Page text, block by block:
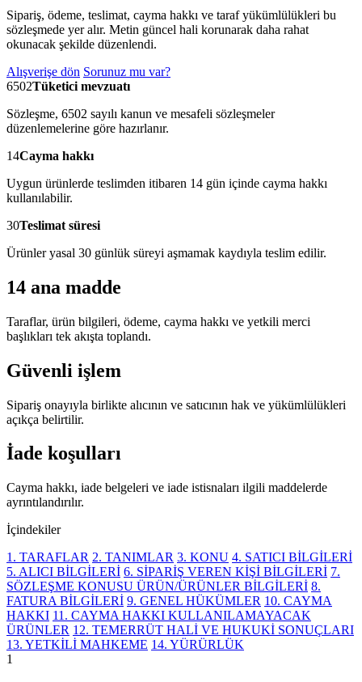
Sipariş, ödeme, teslimat, cayma hakkı ve taraf yükümlülükleri bu
sözleşmede yer alır. Metin güncel hali korunarak daha rahat
okunacak şekilde düzenlendi.
Alışverişe dön Sorunuz mu var?
6502Tüketici mevzuatı
Sözleşme, 6502 sayılı kanun ve mesafeli sözleşmeler
düzenlemelerine göre hazırlanır.
14Cayma hakkı
Uygun ürünlerde teslimden itibaren 14 gün içinde cayma hakkı
kullanılabilir.
30Teslimat süresi
Ürünler yasal 30 günlük süreyi aşmamak kaydıyla teslim edilir.
14 ana madde
Taraflar, ürün bilgileri, ödeme, cayma hakkı ve yetkili merci
başlıkları tek akışta toplandı.
Güvenli işlem
Sipariş onayıyla birlikte alıcının ve satıcının hak ve yükümlülükleri
açıkça belirtilir.
İade koşulları
Cayma hakkı, iade belgeleri ve iade istisnaları ilgili maddelerde
ayrıntılandırılır.
İçindekiler
1. TARAFLAR 2. TANIMLAR 3. KONU 4. SATICI BİLGİLERİ
5. ALICI BİLGİLERİ 6. SİPARİŞ VEREN KİŞİ BİLGİLERİ 7.
SÖZLEŞME KONUSU ÜRÜN/ÜRÜNLER BİLGİLERİ 8.
FATURA BİLGİLERİ 9. GENEL HÜKÜMLER 10. CAYMA
HAKKI 11. CAYMA HAKKI KULLANILAMAYACAK
ÜRÜNLER 12. TEMERRÜT HALİ VE HUKUKİ SONUÇLARI
13. YETKİLİ MAHKEME 14. YÜRÜRLÜK
1